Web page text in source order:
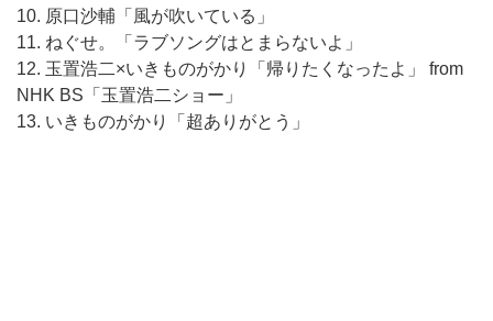
10. 原口沙輔「風が吹いている」
11. ねぐせ。「ラブソングはとまらないよ」
12. 玉置浩二×いきものがかり「帰りたくなったよ」 from
NHK BS「玉置浩二ショー」
13. いきものがかり「超ありがとう」